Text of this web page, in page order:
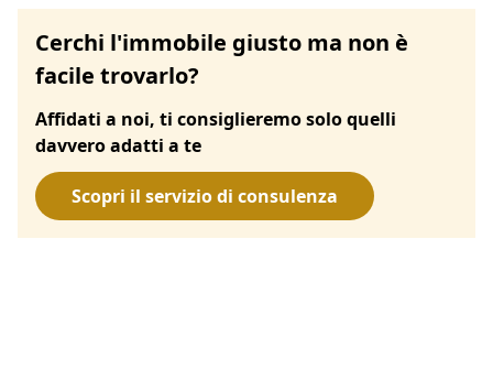
Cerchi l'immobile giusto ma non è
facile trovarlo?
Affidati a noi, ti consiglieremo solo quelli
davvero adatti a te
Scopri il servizio di consulenza